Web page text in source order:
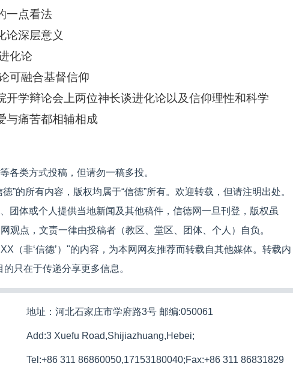
一点看法
论深层意义
化论
可融合基督信仰
开学辩论会上两位神长谈进化论以及信仰理性和科学
与痛苦都相辅相成
各类方式投稿，但请勿一稿多投。
”的所有内容，版权均属于“信德”所有。欢迎转载，但请注明出处。
团体或个人提供当地新闻及其他稿件，信德网一旦刊登，版权虽
观点，文责一律由投稿者（教区、堂区、团体、个人）自负。
（非‘信德’）"的内容，为本网网友推荐而转载自其他媒体。转载内
只在于传递分享更多信息。
地址：河北石家庄市学府路3号 邮编:050061
Add:3 Xuefu Road,Shijiazhuang,Hebei;
Tel:+86 311 86860050,17153180040;Fax:+86 311 86831829